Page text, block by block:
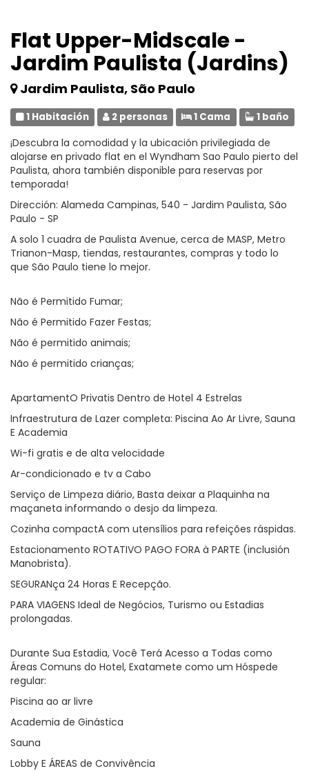
Flat Upper-Midscale -
Jardim Paulista (Jardins)
Jardim Paulista, São Paulo
1 Habitación 2 personas 1 Cama 1 baño
¡Descubra la comodidad y la ubicación privilegiada de
alojarse en privado flat en el Wyndham Sao Paulo pierto del
Paulista, ahora también disponible para reservas por
temporada!
Dirección: Alameda Campinas, 540 - Jardim Paulista, São
Paulo - SP
A solo 1 cuadra de Paulista Avenue, cerca de MASP, Metro
Trianon-Masp, tiendas, restaurantes, compras y todo lo
que São Paulo tiene lo mejor.
Não é Permitido Fumar;
Não é Permitido Fazer Festas;
Não é permitido animais;
Não é permitido crianças;
ApartamentO Privatis Dentro de Hotel 4 Estrelas
Infraestrutura de Lazer completa: Piscina Ao Ar Livre, Sauna
E Academia
Wi-fi gratis e de alta velocidade
Ar-condicionado e tv a Cabo
Serviço de Limpeza diário, Basta deixar a Plaquinha na
maçaneta informando o desjo da limpeza.
Cozinha compactA com utensílios para refeições ráspidas.
Estacionamento ROTATIVO PAGO FORA à PARTE (inclusión
Manobrista).
SEGURANça 24 Horas E Recepção.
PARA VIAGENS Ideal de Negócios, Turismo ou Estadias
prolongadas.
Durante Sua Estadia, Você Terá Acesso a Todas como
Áreas Comuns do Hotel, Exatamete como um Hóspede
regular:
Piscina ao ar livre
Academia de Ginástica
Sauna
Lobby E ÁREAS de Convivência